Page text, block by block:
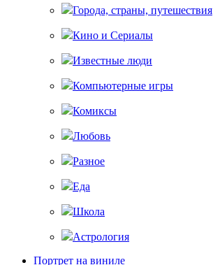
Города, страны, путешествия
Кино и Сериалы
Известные люди
Компьютерные игры
Комиксы
Любовь
Разное
Еда
Школа
Астрология
Портрет на виниле